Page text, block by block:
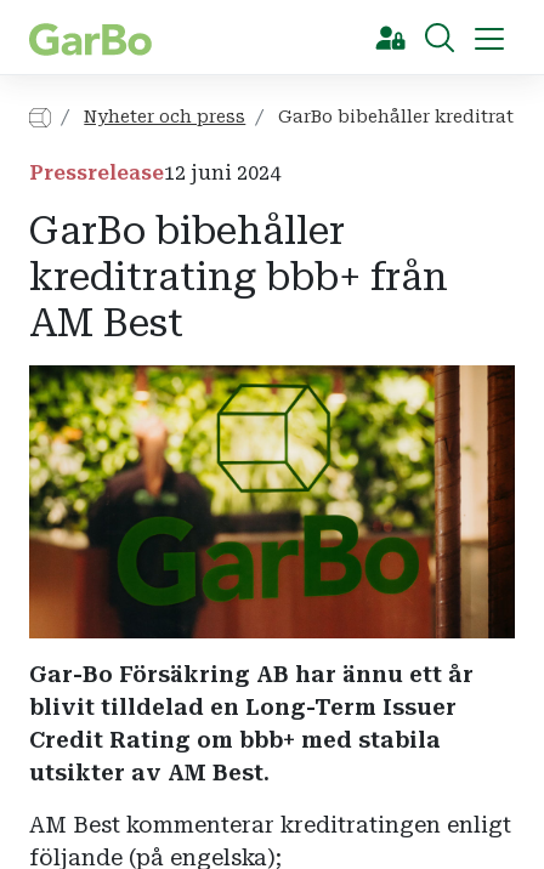
[Sök]
Nyheter och press GarBo bibehåller
Pressrelease12 juni 2024
GarBo bibehåller
kreditrating bbb+ från
AM Best
Gar-Bo Försäkring AB har ännu ett år
blivit tilldelad en Long-Term Issuer
Credit Rating om bbb+ med stabila
utsikter av AM Best.
AM Best kommenterar kreditratingen enligt
följande (på engelska);